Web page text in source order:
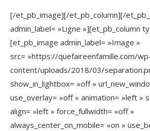
[/et_pb_image][/et_pb_column][/
admin_label= »Ligne »][et_pb_column
[et_pb_image admin_label= »Image »
src= »https://quefaireenfamille.com/
content/uploads/2018/03/
show_in_lightbox= »off »
use_overlay= »off » animation= »left »
align= »left » force_fullwidth= »off »
always_center_on_mobile= »on »